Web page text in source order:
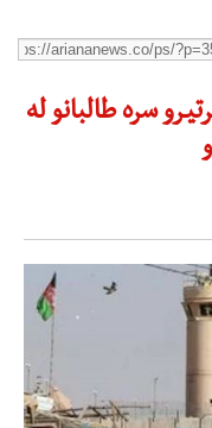
سره طالبانو له